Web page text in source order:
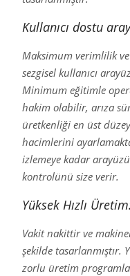
Kullanıcı dostu
Maksimum verimlilik ve
sezgisel kullanıcı
Minimum eğitimle
hakim olabilir, arıza
üretkenliği en üst
hacimlerini
izlemeye kadar
kontrolünü size verir.
Yüksek Hızlı
Vakit nakittir ve
şekilde tasarlanmıştır.
zorlu üretim